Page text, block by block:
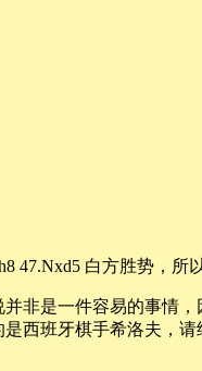
47.Nxd5 白方胜势，所
非是一件容易的事情
西班牙棋手希洛夫，请